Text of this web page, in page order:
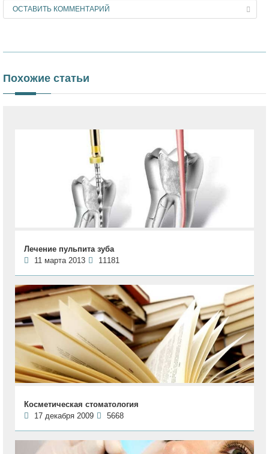
ОСТАВИТЬ КОММЕНТАРИЙ
Похожие статьи
Лечение пульпита зуба
11 марта 2013
11181
Косметическая стоматология
17 декабря 2009
5668